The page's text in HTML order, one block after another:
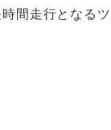
間走行となる